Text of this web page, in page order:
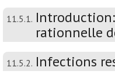
11.5.1.
rationnelle
11.5.2. Infections